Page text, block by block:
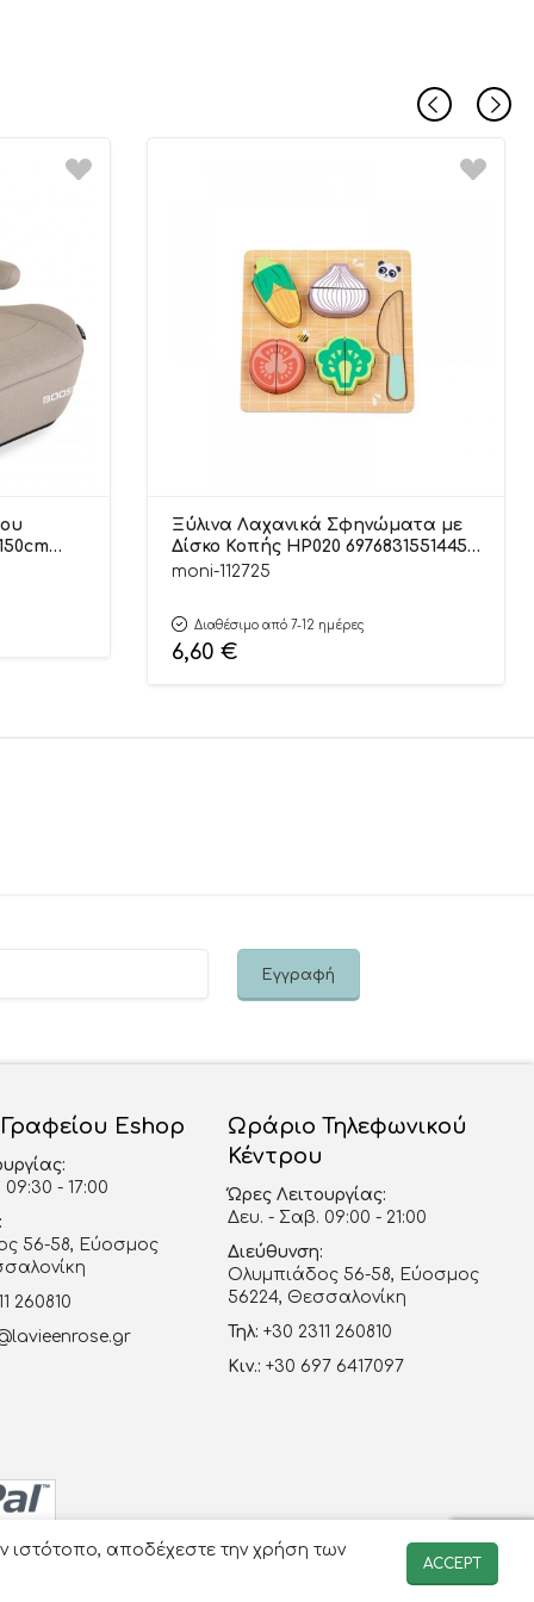
Ξύλινα Λαχανικά Σφηνώματα με
Δίσκο Κοπής HP020 6976831551445
12m+ – Hi Pando
moni-112725
Διαθέσιμο από 7-12 ημέρες
6,60 €
Eshop
- 17:00
56-58, Εύοσμος
260810
Ωράριο Τηλεφωνικού
Κέντρου
Ώρες Λειτουργίας:
Δευ. - Σαβ. 09:00 - 21:00
Διεύθυνση:
Ολυμπιάδος 56-58, Εύοσμος
56224, Θεσσαλονίκη
Τηλ: +30 2311 260810
Κιν.: +30 697 6417097
ιστότοπο, αποδέχεστε την χρήση των
ACCEPT